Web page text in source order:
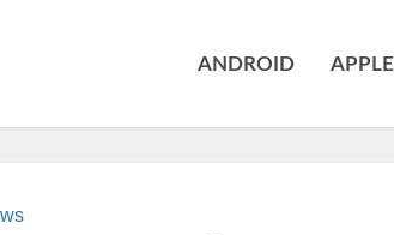
ANDROID APPLE